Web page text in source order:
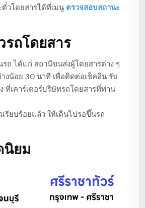
วโดยสารได้ที่เมนู ตรวจสอบสถานะ
รถโดยสาร
รถ ได้แก่ สถานีขนส่งผู้โดยสารต่าง ๆ
างน้อย 30 นาที เพื่อติดต่อเช็คอิน รับ
ที่เคาร์เตอร์บริษัทรถโดยสารที่ท่าน
รียบร้อยแล้ว ให้เดินไปรอขึ้นรถ
นิยม